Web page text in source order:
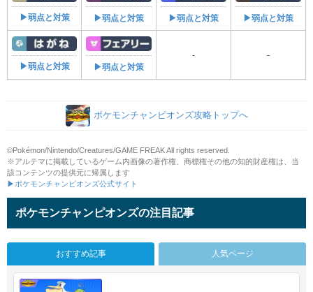
▶弱点と対策 ▶弱点と対策 ▶弱点と対策 ▶弱点と対策
▶弱点と対策 ▶弱点と対策
- -
ポケモンチャンピオンズ攻略トップへ
©Pokémon/Nintendo/Creatures/GAME FREAK All rights reserved.
※アルテマに掲載しているゲーム内画像の著作権、商標権その他の知的財産権は、当
該コンテンツの提供元に帰属します
▶ポケモンチャンピオンズ公式サイト
ポケモンチャンピオンズの注目記事
おすすめ記事 人気ページ